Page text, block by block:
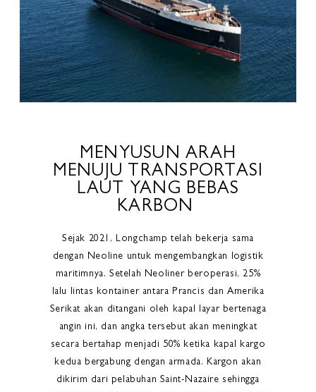
MENYUSUN ARAH
MENUJU TRANSPORTASI
LAUT YANG BEBAS
KARBON
Sejak 2021, Longchamp telah bekerja sama
dengan Neoline untuk mengembangkan logistik
maritimnya. Setelah Neoliner beroperasi, 25%
lalu lintas kontainer antara Prancis dan Amerika
Serikat akan ditangani oleh kapal layar bertenaga
angin ini, dan angka tersebut akan meningkat
secara bertahap menjadi 50% ketika kapal kargo
kedua bergabung dengan armada. Kargon akan
dikirim dari pelabuhan Saint-Nazaire sehingga